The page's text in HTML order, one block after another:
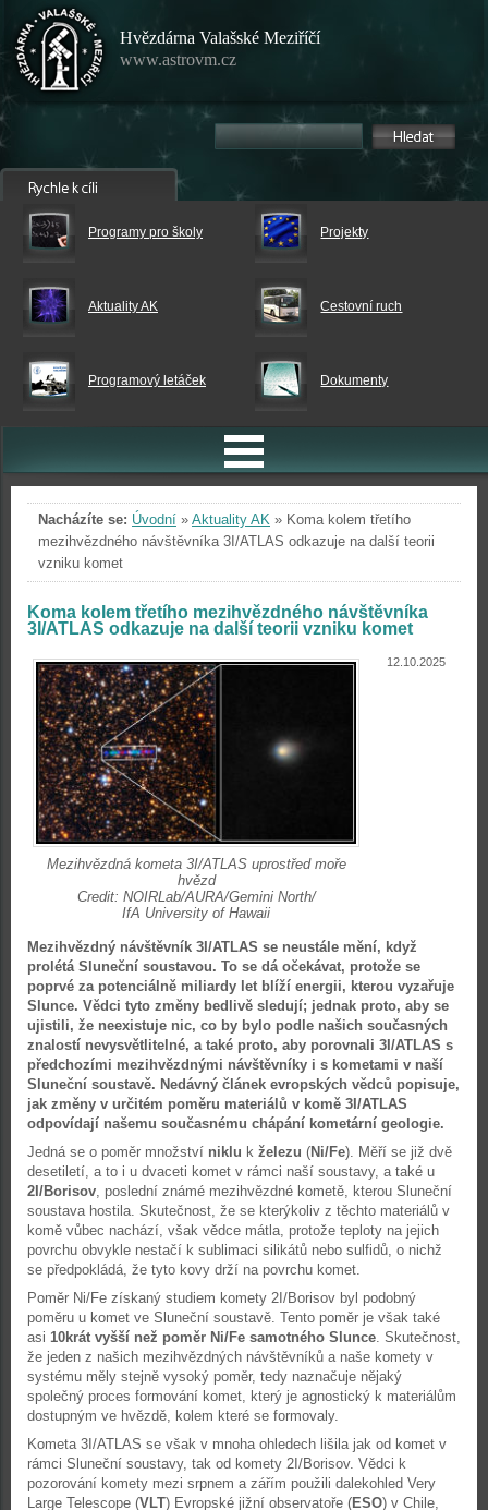
Hvězdárna Valašské Meziříčí
www.astrovm.cz
Programy pro školy Projekty
Aktuality AK Cestovní ruch
Programový letáček Dokumenty
Nacházíte se: Úvodní » Aktuality AK » Koma kolem třetího
mezihvězdného návštěvníka 3I/ATLAS odkazuje na další teorii
vzniku komet
Koma kolem třetího mezihvězdného návštěvníka
3I/ATLAS odkazuje na další teorii vzniku komet
12.10.2025
Mezihvězdná kometa 3I/ATLAS uprostřed moře
hvězd
Credit: NOIRLab/AURA/Gemini North/
IfA University of Hawaii
Mezihvězdný návštěvník 3I/ATLAS se neustále mění, když
prolétá Sluneční soustavou. To se dá očekávat, protože se
poprvé za potenciálně miliardy let blíží energii, kterou vyzařuje
Slunce. Vědci tyto změny bedlivě sledují; jednak proto, aby se
ujistili, že neexistuje nic, co by bylo podle našich současných
znalostí nevysvětlitelné, a také proto, aby porovnali 3I/ATLAS s
předchozími mezihvězdnými návštěvníky i s kometami v naší
Sluneční soustavě. Nedávný článek evropských vědců popisuje,
jak změny v určitém poměru materiálů v komě 3I/ATLAS
odpovídají našemu současnému chápání kometární geologie.
Jedná se o poměr množství niklu k železu (Ni/Fe). Měří se již dvě
desetiletí, a to i u dvaceti komet v rámci naší soustavy, a také u
2I/Borisov , poslední známé mezihvězdné kometě, kterou Sluneční
soustava hostila. Skutečnost, že se kterýkoliv z těchto materiálů v
komě vůbec nachází, však vědce mátla, protože teploty na jejich
povrchu obvykle nestačí k sublimaci silikátů nebo sulfidů, o nichž
se předpokládá, že tyto kovy drží na povrchu komet.
Poměr Ni/Fe získaný studiem komety 2I/Borisov byl podobný
poměru u komet ve Sluneční soustavě. Tento poměr je však také
asi 10krát vyšší než poměr Ni/Fe samotného Slunce . Skutečnost,
že jeden z našich mezihvězdných návštěvníků a naše komety v
systému měly stejně vysoký poměr, tedy naznačuje nějaký
společný proces formování komet, který je agnostický k materiálům
dostupným ve hvězdě, kolem které se formovaly.
Kometa 3I/ATLAS se však v mnoha ohledech lišila jak od komet v
rámci Sluneční soustavy, tak od komety 2I/Borisov. Vědci k
pozorování komety mezi srpnem a zářím použili dalekohled Very
Large Telescope (VLT) Evropské jižní observatoře (ESO) v Chile,